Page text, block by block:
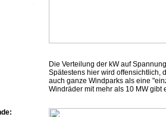
Die Verteilung der kW auf
Spätestens hier wird offensichtlich,
auch ganze Windparks als eine
Windräder mit mehr als 10 MW gibt